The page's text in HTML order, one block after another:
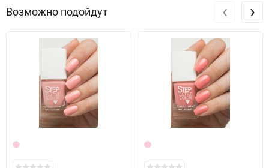
Возможно подойдут ‹ ›